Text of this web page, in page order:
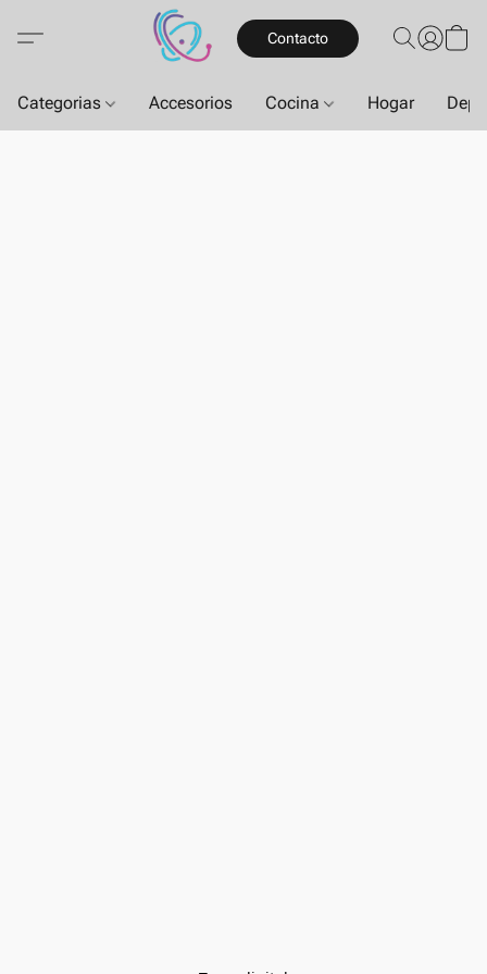
Contacto
Categorias Accesorios Cocina Hogar